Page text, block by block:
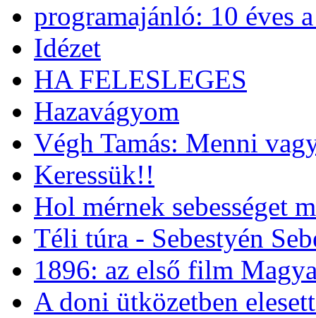
programajánló: 10 éves
Idézet
HA FELESLEGES
Hazavágyom
Végh Tamás: Menni
Keressük!!
Hol mérnek sebességet
Téli túra - Sebestyén
1896: az első film
A doni ütközetben